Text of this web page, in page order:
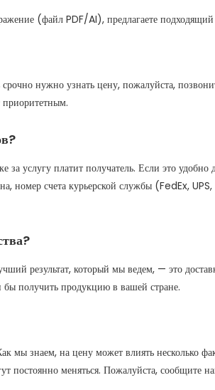
(файл PDF/AI), предлагаете подходящий
нужно узнать цену, пожалуйста,
приоритетным.
услугу платит получатель. Если это
номер счета курьерской службы (FedEx,
результат, который мы ведем, — это
бы получить продукцию в вашей стране.
знаем, на цену может влиять несколько
постоянно меняться. Пожалуйста,